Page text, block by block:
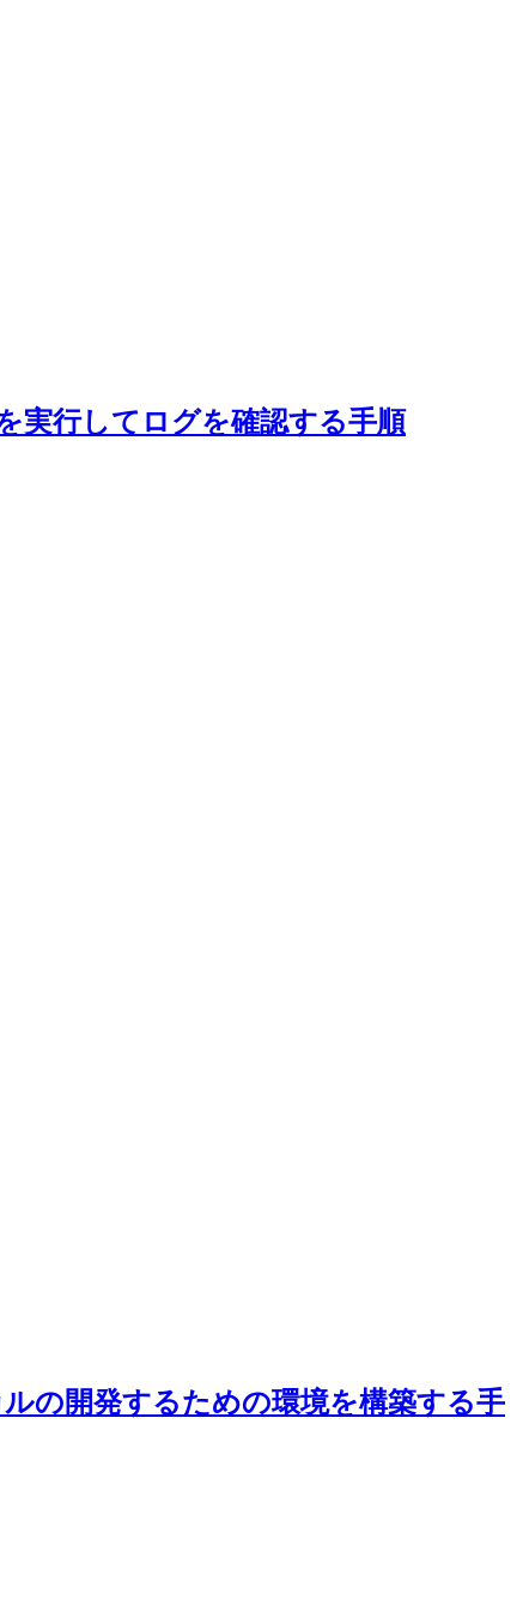
実行してログを確認する手順
の開発するための環境を構築する手